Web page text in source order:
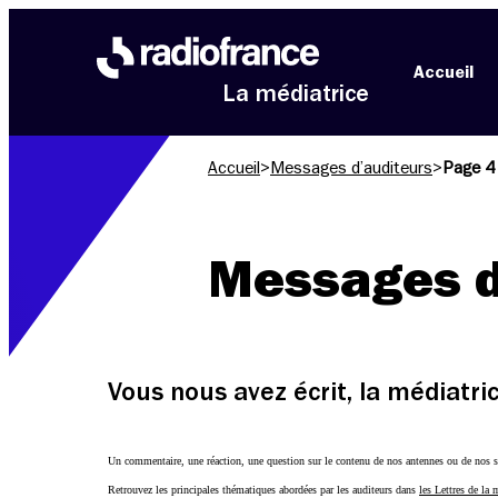
La médiatrice
Accueil
Accueil > Messages d’auditeurs> Page 4
Messages
Vous nous avez écrit, la
Un commentaire, une réaction, une question sur le contenu de nos antennes ou de
Retrouvez les principales thématiques abordées par les auditeurs dans les Lettres de la